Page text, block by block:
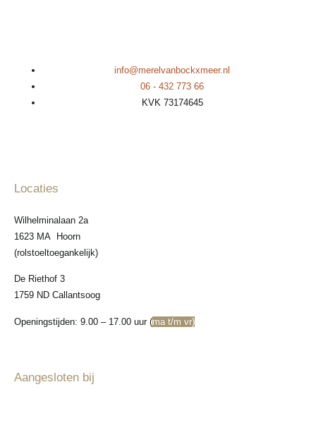
info@merelvanbockxmeer.nl
06 - 432 773 66
KVK 73174645
Locaties
Wilhelminalaan 2a
1623 MA Hoorn
(rolstoeltoegankelijk)
De Riethof 3
1759 ND Callantsoog
Openingstijden: 9.00 – 17.00 uur (ma t/m vr)
Aangesloten bij